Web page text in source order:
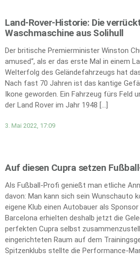
Land-Rover-Historie: Die
Waschmaschine aus Solihull
Der britische Premierminister Winston
amused“, als er das erste Mal in einem
Welterfolg des Geländefahrzeugs hat
Nach fast 70 Jahren ist das kantige
Ikone geworden. Ein Fahrzeug fürs Feld
der Land Rover im Jahr 1948 […]
3. Mai 2022, 17:09
Auf diesen Cupra setzen
Als Fußball-Profi genießt man etliche
davon: Man kann sich sein Wunschauto
eigene Klub einen Autobauer als
Barcelona erhielten deshalb jetzt die
perfekten Cupra selbst
eingerichteten Raum auf dem
Spitzenklubs stellte die Performance-